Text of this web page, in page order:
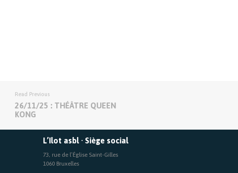
Read Previous
26/11/25 : THÉÂTRE QUEEN
KONG
L’Ilot asbl · Siège social
73, rue de l’Église Saint-Gilles
1060 Bruxelles